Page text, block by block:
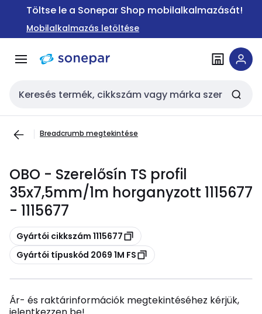
Ugrás a
Ugrás a
tartalomra
Töltse le a Sonepar Shop mobilalkalmazását!
Mobilalkalmazás letöltése
Keresési bemenet
Breadcrumb megtekintése
OBO - Szerelősín TS profil
35x7,5mm/1m horganyzott 1115677
- 1115677
Másolás
Gyártói cikkszám 1115677
Másolás
Gyártói típuskód 2069 1M FS
Ár- és raktárinformációk megtekintéséhez kérjük,